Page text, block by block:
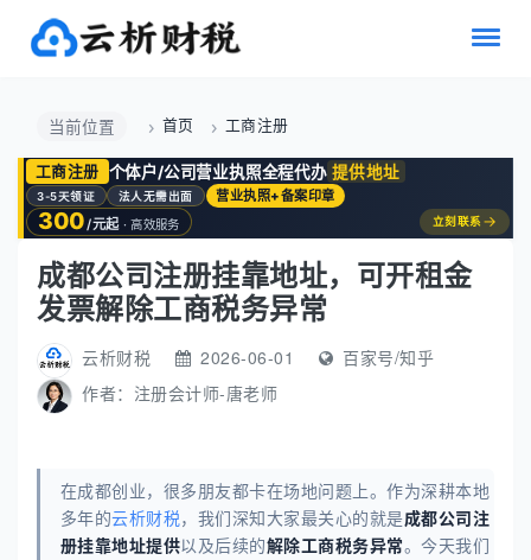
当前位置 首页 工商注册
工商注册 个体户/公司营业执照全程代办 提供地址
3-5天领证 法人无需出面 营业执照+备案印章
300/元起 · 高效服务 立刻联系 →
成都公司注册挂靠地址，可开租金
发票解除工商税务异常
云析财税 2026-06-01
百家号/知乎
作者： 注册会计师-唐老师
在成都创业，很多朋友都卡在场地问题上。作为深耕本地
多年的云析财税，我们深知大家最关心的就是成都公司注
册挂靠地址提供以及后续的解除工商税务异常。今天我们